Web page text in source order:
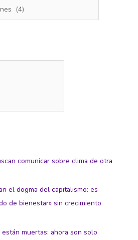
comunicar sobre clima de otra
el dogma del capitalismo: es
de bienestar» sin crecimiento
están muertas: ahora son solo